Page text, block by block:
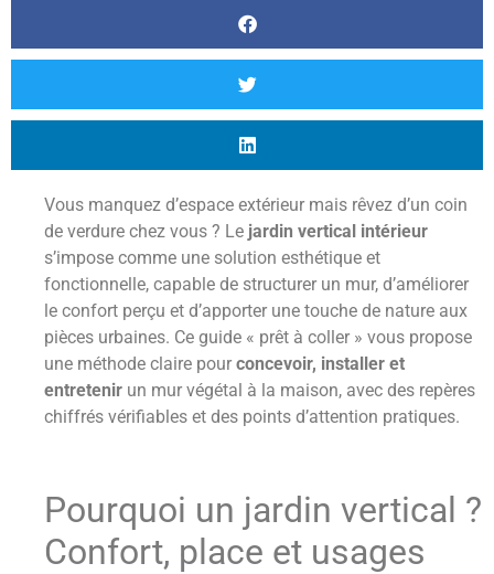
Vous manquez d’espace extérieur mais rêvez d’un coin
de verdure chez vous ? Le jardin vertical intérieur
s’impose comme une solution esthétique et
fonctionnelle, capable de structurer un mur, d’améliorer
le confort perçu et d’apporter une touche de nature aux
pièces urbaines. Ce guide « prêt à coller » vous propose
une méthode claire pour concevoir, installer et
entretenir un mur végétal à la maison, avec des repères
chiffrés vérifiables et des points d’attention pratiques.
Pourquoi un jardin vertical ?
Confort, place et usages